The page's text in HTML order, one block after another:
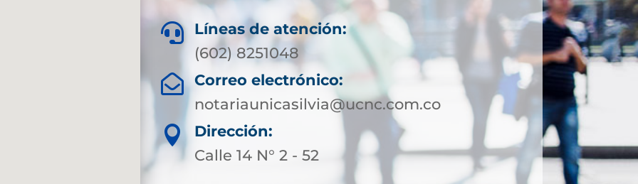

Líneas de atención:
(602) 8251048
 Correo electrónico:
notariaunicasilvia@ucnc.com.co

Dirección:
Calle 14 N° 2 - 52